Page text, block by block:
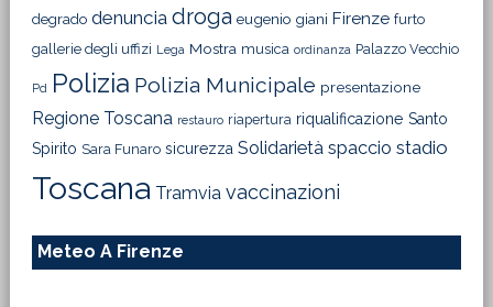
degrado denuncia droga eugenio giani Firenze furto
gallerie degli uffizi Lega Mostra musica ordinanza Palazzo Vecchio
Pd Polizia Polizia Municipale presentazione
Regione Toscana restauro riapertura riqualificazione Santo
Spirito Sara Funaro sicurezza Solidarietà spaccio stadio
Toscana Tramvia vaccinazioni
Meteo A Firenze